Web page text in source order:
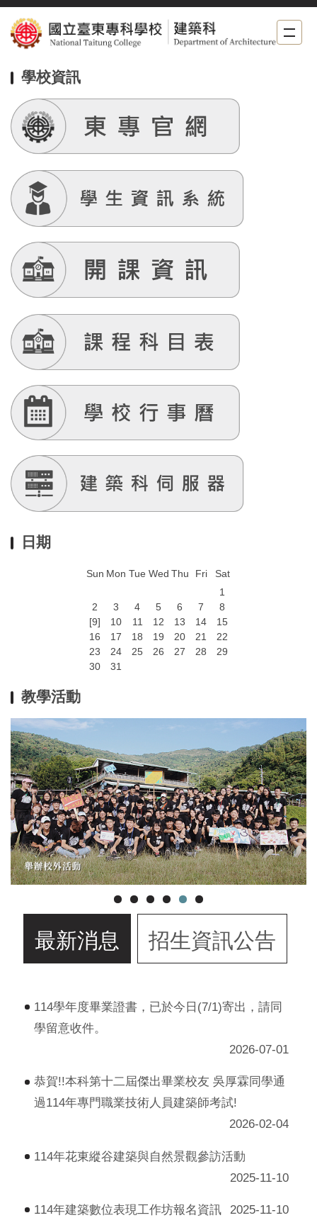
跳
到
主
內
區
學校資訊
日期
Sun Mon Tue Wed Thu Fri
Sat
1
2
3 4 5 6 7
8
[9]
10 11 12 13 14
15
16
17 18 19 20 21
22
23
24 25 26 27 28
29
30
31
教學活動
最新消息 招生資訊公告
114學年度畢業證書，已於今日(7/1)寄出，請同
學留意收件。
2026-07-01
恭賀!!本科第十二屆傑出畢業校友 吳厚霖同學通
過114年專門職業技術人員建築師考試!
2026-02-04
114年花東縱谷建築與自然景觀參訪活動
2025-11-10
114年建築數位表現工作坊報名資訊 2025-11-10